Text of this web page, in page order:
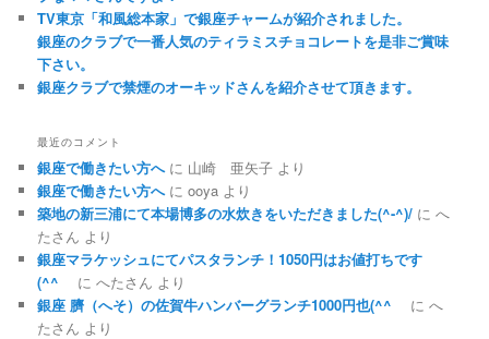
TV東京「和風総本家」で銀座チャームが紹介されました。
銀座のクラブで一番人気のティラミスチョコレートを是非ご賞味
下さい。
銀座クラブで禁煙のオーキッドさんを紹介させて頂きます。
最近のコメント
銀座で働きたい方へに 山崎 亜矢子 より
銀座で働きたい方へにooya より
築地の新三浦にて本場博多の水炊きをいただきました(^-^)/ にへ
たさん より
銀座マラケッシュにてパスタランチ！1050円はお値打ちです
(^^ゞ
にへたさん より
銀座 臍（へそ）の佐賀牛ハンバーグランチ1000円也(^^ゞ
にへ
たさん より